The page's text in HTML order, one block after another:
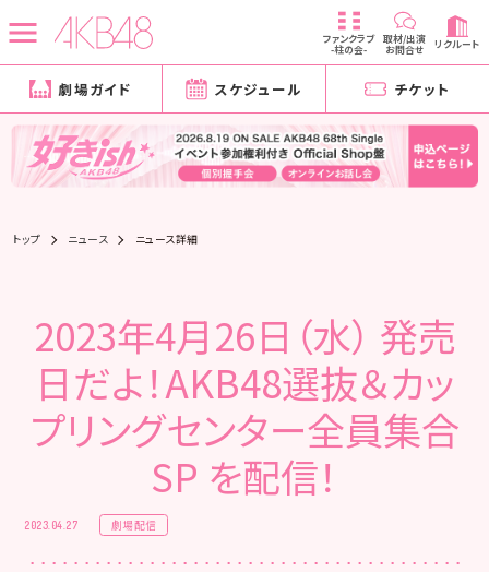
ファンクラブ
-柱の会-
取材/出演
お問合せ リクルート
劇場ガイド スケジュール チケット
トップ ニュース ニュース詳細
2023年4月26日（水） 発売
日だよ！AKB48選抜＆カッ
プリングセンター全員集合
SP を配信！
2023.04.27 劇場配信